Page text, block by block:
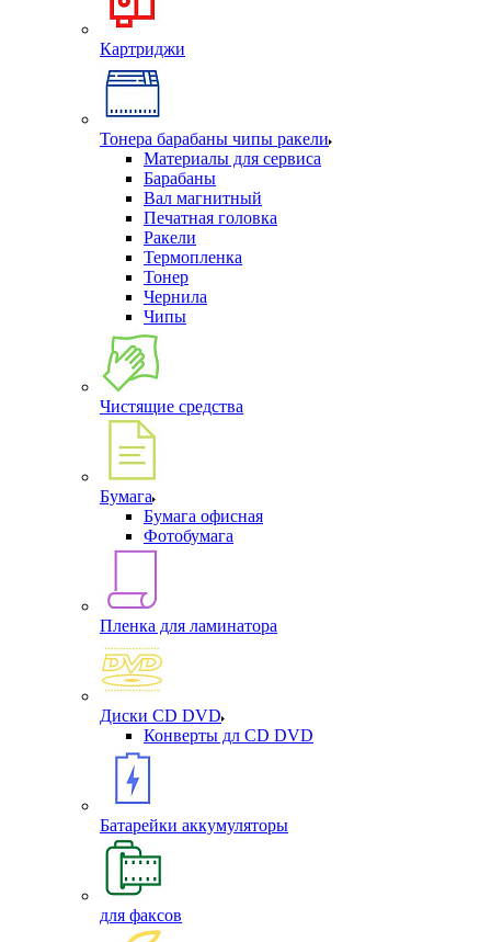
Картриджи
Тонера барабаны чипы ракели
Материалы для сервиса
Барабаны
Вал магнитный
Печатная головка
Ракели
Термопленка
Тонер
Чернила
Чипы
Чистящие средства
Бумага
Бумага офисная
Фотобумага
Пленка для ламинатора
Диски CD DVD
Конверты дл CD DVD
Батарейки аккумуляторы
для факсов